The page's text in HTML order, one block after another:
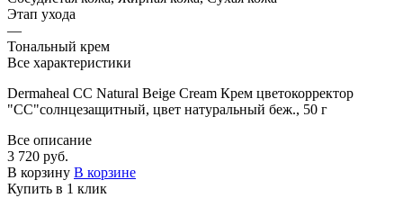
Этап ухода
—
Тональный крем
Все характеристики
Dermaheal СС Natural Beige Cream Крем цветокорректор
"СС"солнцезащитный, цвет натуральный беж., 50 г
Все описание
3 720 руб.
В корзину В корзине
Купить в 1 клик